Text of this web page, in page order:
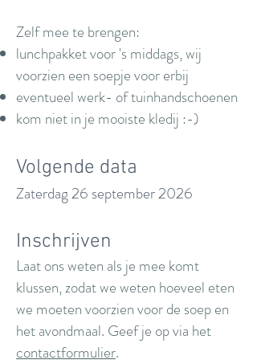
Zelf mee te brengen:
lunchpakket voor 's middags, wij
voorzien een soepje voor erbij
eventueel werk- of tuinhandschoenen
kom niet in je mooiste kledij :-)
Volgende data
Zaterdag 26 september 2026
Inschrijven
Laat ons weten als je mee komt
klussen, zodat we weten hoeveel eten
we moeten voorzien voor de soep en
het avondmaal. Geef je op via het
contactformulier.